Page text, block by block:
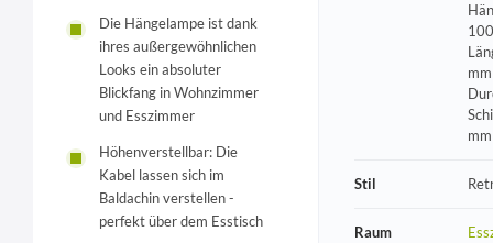
Die Hängelampe ist dank
ihres außergewöhnlichen
Looks ein absoluter
Blickfang in Wohnzimmer
und Esszimmer
Höhenverstellbar: Die
Kabel lassen sich im
Baldachin verstellen -
perfekt über dem Esstisch
mm
Stil
Raum